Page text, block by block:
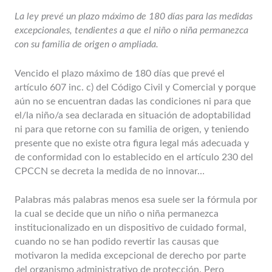
La ley prevé un plazo máximo de 180 días para las medidas
excepcionales, tendientes a que el niño o niña permanezca
con su familia de origen o ampliada.
Vencido el plazo máximo de 180 días que prevé el
artículo 607 inc. c) del Código Civil y Comercial y porque
aún no se encuentran dadas las condiciones ni para que
el/la niño/a sea declarada en situación de adoptabilidad
ni para que retorne con su familia de origen, y teniendo
presente que no existe otra figura legal más adecuada y
de conformidad con lo establecido en el artículo 230 del
CPCCN se decreta la medida de no innovar…
Palabras más palabras menos esa suele ser la fórmula por
la cual se decide que un niño o niña permanezca
institucionalizado en un dispositivo de cuidado formal,
cuando no se han podido revertir las causas que
motivaron la medida excepcional de derecho por parte
del organismo administrativo de protección. Pero